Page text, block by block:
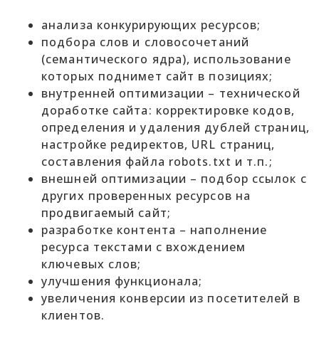
анализа конкурирующих ресурсов;
подбора слов и словосочетаний
(семантического ядра), использование
которых поднимет сайт в позициях;
внутренней оптимизации – технической
доработке сайта: корректировке кодов,
определения и удаления дублей страниц,
настройке редиректов, URL страниц,
составления файла robots.txt и т.п.;
внешней оптимизации – подбор ссылок с
других проверенных ресурсов на
продвигаемый сайт;
разработке контента – наполнение
ресурса текстами с вхождением
ключевых слов;
улучшения функционала;
увеличения конверсии из посетителей в
клиентов.